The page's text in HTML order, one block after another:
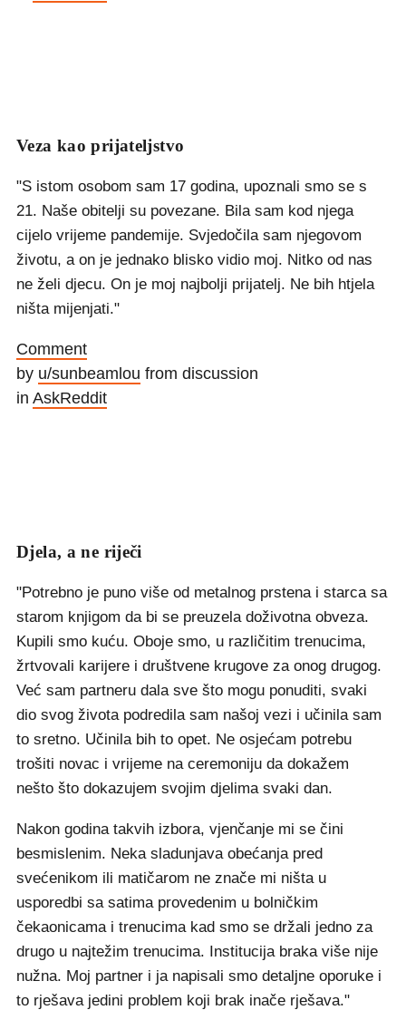
Veza kao prijateljstvo
"S istom osobom sam 17 godina, upoznali smo se s
21. Naše obitelji su povezane. Bila sam kod njega
cijelo vrijeme pandemije. Svjedočila sam njegovom
životu, a on je jednako blisko vidio moj. Nitko od nas
ne želi djecu. On je moj najbolji prijatelj. Ne bih htjela
ništa mijenjati."
Comment
by u/sunbeamlou from discussion
in AskReddit
Djela, a ne riječi
"Potrebno je puno više od metalnog prstena i starca sa
starom knjigom da bi se preuzela doživotna obveza.
Kupili smo kuću. Oboje smo, u različitim trenucima,
žrtvovali karijere i društvene krugove za onog drugog.
Već sam partneru dala sve što mogu ponuditi, svaki
dio svog života podredila sam našoj vezi i učinila sam
to sretno. Učinila bih to opet. Ne osjećam potrebu
trošiti novac i vrijeme na ceremoniju da dokažem
nešto što dokazujem svojim djelima svaki dan.
Nakon godina takvih izbora, vjenčanje mi se čini
besmislenim. Neka sladunjava obećanja pred
svećenikom ili matičarom ne znače mi ništa u
usporedbi sa satima provedenim u bolničkim
čekaonicama i trenucima kad smo se držali jedno za
drugo u najtežim trenucima. Institucija braka više nije
nužna. Moj partner i ja napisali smo detaljne oporuke i
to rješava jedini problem koji brak inače rješava."